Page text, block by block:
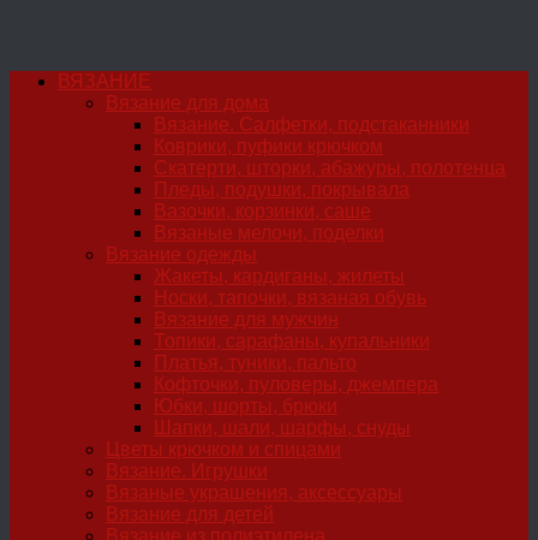
ВЯЗАНИЕ
Вязание для дома
Вязание. Салфетки, подстаканники
Коврики, пуфики крючком
Скатерти, шторки, абажуры, полотенца
Пледы, подушки, покрывала
Вазочки, корзинки, саше
Вязаные мелочи, поделки
Вязание одежды
Жакеты, кардиганы, жилеты
Носки, тапочки, вязаная обувь
Вязание для мужчин
Топики, сарафаны, купальники
Платья, туники, пальто
Кофточки, пуловеры, джемпера
Юбки, шорты, брюки
Шапки, шали, шарфы, снуды
Цветы крючком и спицами
Вязание. Игрушки
Вязаные украшения, аксессуары
Вязание для детей
Вязание из полиэтилена